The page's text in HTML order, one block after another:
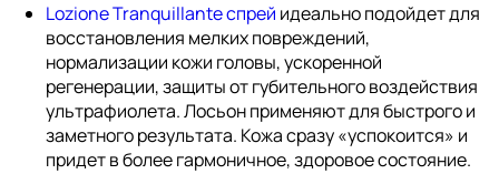
Lozione Tranquillante спрей идеально подойдет для
восстановления мелких повреждений,
нормализации кожи головы, ускоренной
регенерации, защиты от губительного воздействия
ультрафиолета. Лосьон применяют для быстрого и
заметного результата. Кожа сразу «успокоится» и
придет в более гармоничное, здоровое состояние.